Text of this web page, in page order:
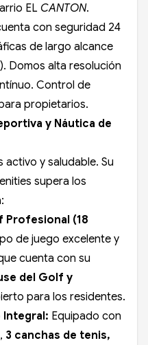
EL CANTON.
con seguridad 24
de largo alcance
Domos alta resolución
Control de
propietarios.
y Náutica de
activo y saludable. Su
supera los
Profesional (18
de juego excelente y
cuenta con su
del Golf y
para los residentes.
Integral: Equipado con
3 canchas de tenis,